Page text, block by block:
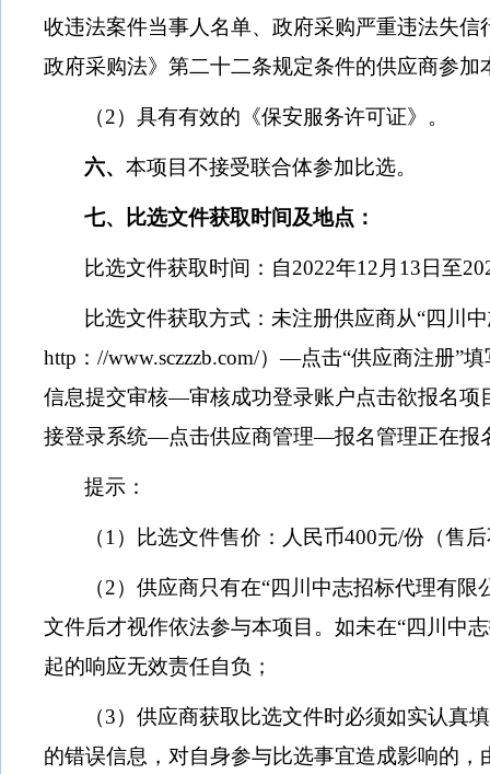
收违法案件当事人名单、政府采购严重违法失
政府采购法》第二十二条规定条件的供应商参加
（2）具有有效的《保安服务许可证》。
六、本项目不接受联合体参加比选。
七、比选文件获取时间及地点：
比选文件获取时间：自2022年12 月 13 日至
比选文件获取方式：未注册供应商从“四川
http ： //www.sczzzb.com/）—点击“供应商注册”
信息提交审核—审核成功登录账户点击欲报名
接登录系统—点击供应商管理—报名管理正在报
提示：
（1 ）比选文件售价：人民币400元/份（售
（2）供应商只有在“四川中志招标代理有
文件后才视作依法参与本项目。如未在“四川中
起的响应无效责任自负；
（3）供应商获取比选文件时必须如实认真
的错误信息，对自身参与比选事宜造成影响的